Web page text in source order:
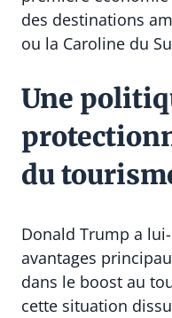
des destinations
ou la Caroline du
Une
du
Donald Trump a
avantages
dans le boost au
cette situation